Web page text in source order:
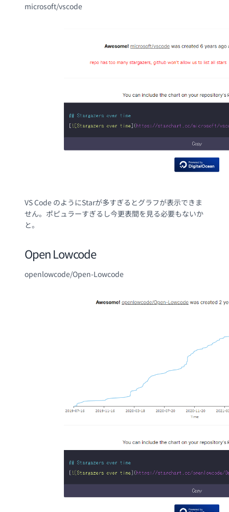
microsoft/vscode
VS Code のようにStarが多すぎるとグラフが表示できま
せん。ポピュラーすぎるし今更表間を見る必要もないか
と。
Open Lowcode
openlowcode/Open-Lowcode